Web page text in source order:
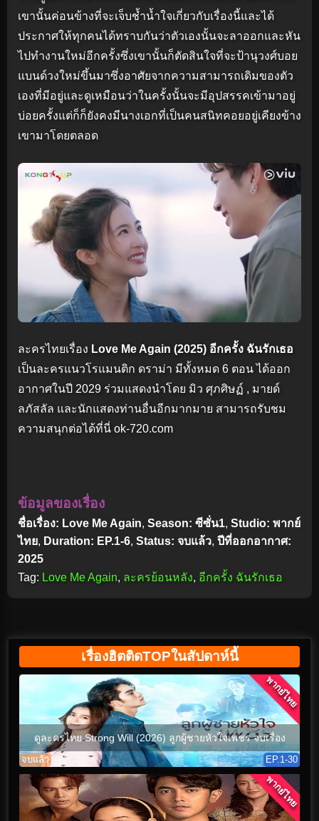
เขานั้นค่อนข้างที่จะเจ็บช้ำน้ำใจเกี่ยวกับเรื่องนี้และได้
ประกาศให้ทุกคนได้ทราบกันว่าตัวเองนั้นจะลาออกและหัน
ไปทำงานใหม่อีกครั้งซึ่งเขานั้นก็ตัดสินใจที่จะป้านุวงศ์บอย
แบนด์วงใหม่ขึ้นมาซึ่งอาศัยจากความสามารถเดิมของตัว
เองที่มีอยู่และดูเหมือนว่าในครั้งนั้นจะมีอุปสรรคเข้ามาอยู่
บ่อยครั้งแต่ก็ก็ยังคงมีนางเอกที่เป็นคนสนิทคอยอยู่เคียงข้าง
เขามาโดยตลอด
ละครไทยเรื่อง Love Me Again (2025) อีกครั้ง ฉันรักเธอ
เป็นละครแนวโรแมนติก ดราม่า มีทั้งหมด 6 ตอน ได้ออก
อากาศในปี 2029 ร่วมแสดงนำโดย มิว ศุภศิษฏ์ , มายด์
ลภัสลัล และนักแสดงท่านอื่นอีกมากมาย สามารถรับชม
ความสนุกต่อได้ที่นี่ ok-720.com
ข้อมูลของเรื่อง
ชื่อเรื่อง: Love Me Again, Season: ซีซั่น1, Studio: พากย์
ไทย, Duration: EP.1-6, Status: จบแล้ว, ปีที่ออกอากาศ:
2025
Tag: Love Me Again, ละครย้อนหลัง, อีกครั้ง ฉันรักเธอ
เรื่องฮิตติดTOPในสัปดาห์นี้
ดูละครไทย Strong Will (2026) ลูกผู้ชายหัวใจเพชร จบเรื่อง
จบแล้ว EP.1-30
พากย์ไทย
พากย์ไทย